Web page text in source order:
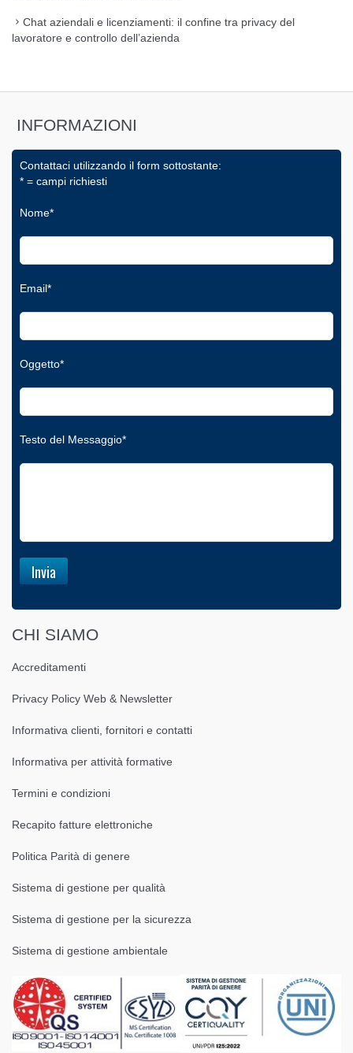
Chat aziendali e licenziamenti: il confine tra privacy del
lavoratore e controllo dell’azienda
INFORMAZIONI
Contattaci utilizzando il form sottostante:
* = campi richiesti
Nome*
Email*
Oggetto*
Testo del Messaggio*
CHI SIAMO
Accreditamenti
Privacy Policy Web & Newsletter
Informativa clienti, fornitori e contatti
Informativa per attività formative
Termini e condizioni
Recapito fatture elettroniche
Politica Parità di genere
Sistema di gestione per qualità
Sistema di gestione per la sicurezza
Sistema di gestione ambientale